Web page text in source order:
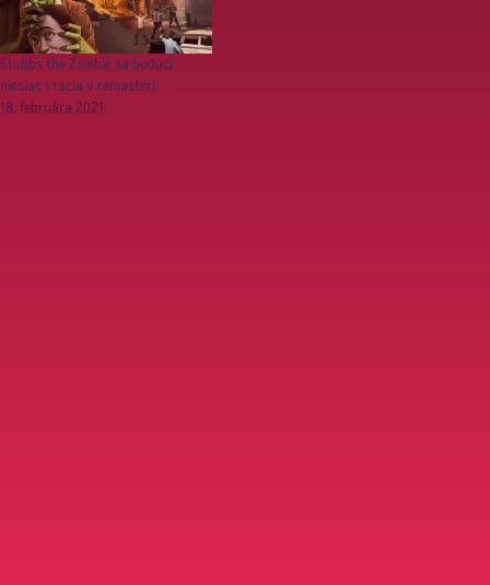
Stubbs the Zombie sa budúci
mesiac vracia v remasteri
18. februára 2021